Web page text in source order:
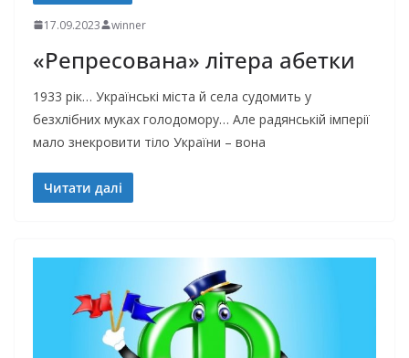
17.09.2023 winner
«Репресована» літера абетки
1933 рік… Українські міста й села судомить у
безхлібних муках голодомору… Але радянській імперії
мало знекровити тіло України – вона
Читати далі